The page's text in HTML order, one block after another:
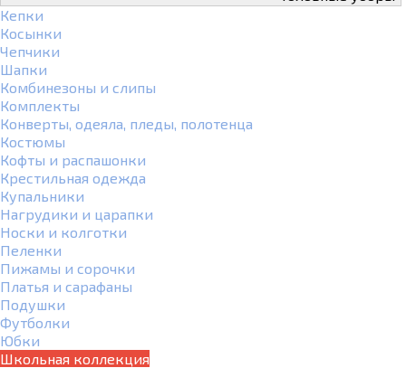
Кепки
Косынки
Чепчики
Шапки
Комбинезоны и слипы
Комплекты
Конверты, одеяла, пледы, полотенца
Костюмы
Кофты и распашонки
Крестильная одежда
Купальники
Нагрудики и царапки
Носки и колготки
Пеленки
Пижамы и сорочки
Платья и сарафаны
Подушки
Футболки
Юбки
Школьная коллекция